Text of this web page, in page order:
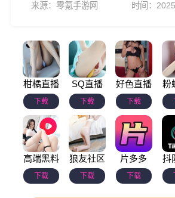
来源：零氪手游网 时间：
柑橘直播
下载
SQ直播
下载
好色直播
下载
粉
高端黑料
下载
狼友社区
下载
片多多
下载
抖